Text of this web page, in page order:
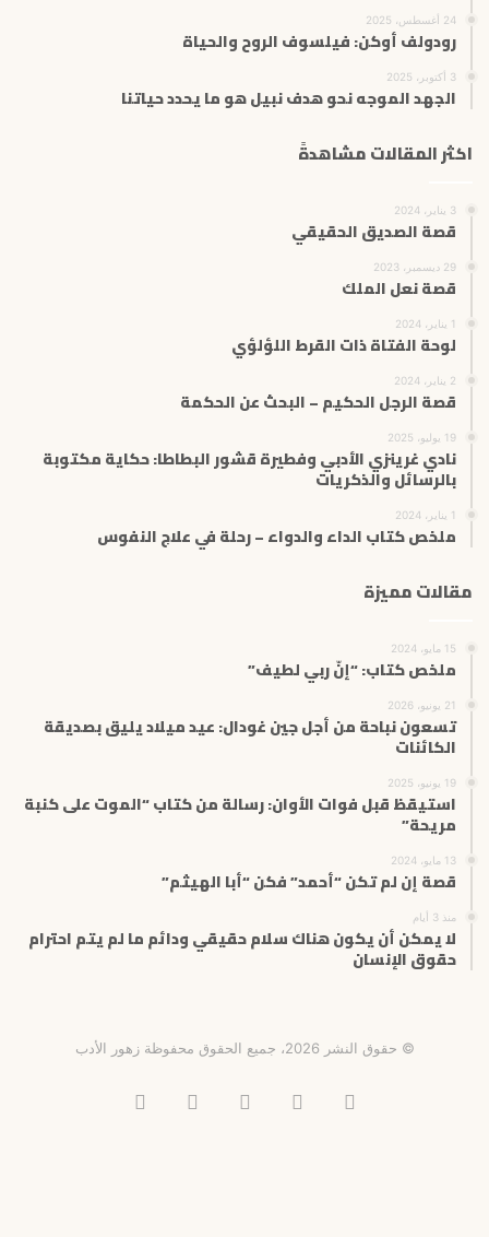
24 أغسطس، 2025
رودولف أوكن: فيلسوف الروح والحياة
3 أكتوبر، 2025
الجهد الموجه نحو هدف نبيل هو ما يحدد حياتنا
اكثر المقالات مشاهدةً
3 يناير، 2024
قصة الصديق الحقيقي
29 ديسمبر، 2023
قصة نعل الملك
1 يناير، 2024
لوحة الفتاة ذات القرط اللؤلؤي
2 يناير، 2024
قصة الرجل الحكيم – البحث عن الحكمة
19 يوليو، 2025
نادي غرينزي الأدبي وفطيرة قشور البطاطا: حكاية مكتوبة
بالرسائل والذكريات
1 يناير، 2024
ملخص كتاب الداء والدواء – رحلة في علاج النفوس
مقالات مميزة
15 مايو، 2024
ملخص كتاب: “إنّ ربي لطيف”
21 يونيو، 2026
تسعون نباحة من أجل جين غودال: عيد ميلاد يليق بصديقة
الكائنات
19 يونيو، 2025
استيقظ قبل فوات الأوان: رسالة من كتاب “الموت على كنبة
مريحة”
13 مايو، 2024
قصة إن لم تكن “أحمد” فكن “أبا الهيثم”
منذ 3 أيام
لا يمكن أن يكون هناك سلام حقيقي ودائم ما لم يتم احترام
حقوق الإنسان
© حقوق النشر 2026، جميع الحقوق محفوظة زهور الأدب
فيسبوك انستقرامتيلقرام